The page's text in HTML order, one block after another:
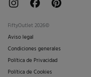
FiftyOutlet 2026©
Aviso legal
Condiciones generales
Política de Privacidad
Política de Cookies